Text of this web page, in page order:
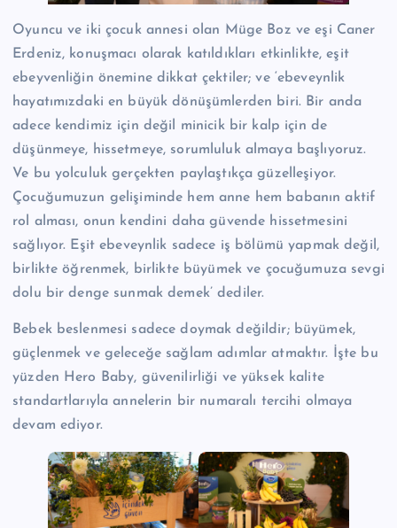
Oyuncu ve iki çocuk annesi olan Müge Boz ve eşi Caner
Erdeniz, konuşmacı olarak katıldıkları etkinlikte, eşit
ebeyvenliğin önemine dikkat çektiler; ve ‘ebeveynlik
hayatımızdaki en büyük dönüşümlerden biri. Bir anda
adece kendimiz için değil minicik bir kalp için de
düşünmeye, hissetmeye, sorumluluk almaya başlıyoruz.
Ve bu yolculuk gerçekten paylaştıkça güzelleşiyor.
Çocuğumuzun gelişiminde hem anne hem babanın aktif
rol alması, onun kendini daha güvende hissetmesini
sağlıyor. Eşit ebeveynlik sadece iş bölümü yapmak değil,
birlikte öğrenmek, birlikte büyümek ve çocuğumuza sevgi
dolu bir denge sunmak demek’ dediler.
Bebek beslenmesi sadece doymak değildir; büyümek,
güçlenmek ve geleceğe sağlam adımlar atmaktır. İşte bu
yüzden Hero Baby, güvenilirliği ve yüksek kalite
standartlarıyla annelerin bir numaralı tercihi olmaya
devam ediyor.